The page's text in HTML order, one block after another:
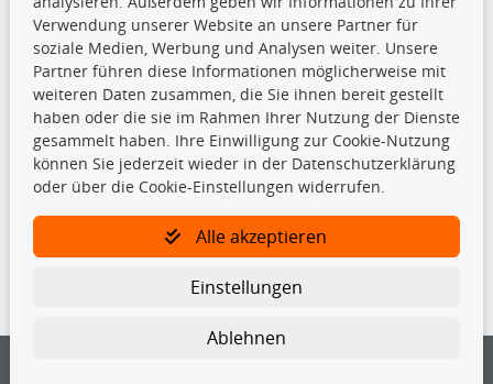
Kupplungssatz
Querlenker
Radlager
Stoßdämpfer
TecDoc Inside
Es ist zu unterlassen, die Daten oder die gesamte Datenbank ohne
vorherige Zustimmung von TecDoc zu vervielfältigen, zu verbreiten
Verwendung unserer Website an unsere Partner für
soziale Medien, Werbung und Analysen weiter. Unsere
Partner führen diese Informationen möglicherweise mit
weiteren Daten zusammen, die Sie ihnen bereit gestellt
haben oder die sie im Rahmen Ihrer Nutzung der Dienste
gesammelt haben. Ihre Einwilligung zur Cookie-Nutzung
können Sie jederzeit wieder in der Datenschutzerklärung
oder über die Cookie-Einstellungen widerrufen.
Alle akzeptieren
Einstellungen
Ablehnen